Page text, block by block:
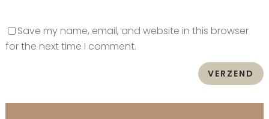
Save my name, email, and website in this browser
for the next time I comment.